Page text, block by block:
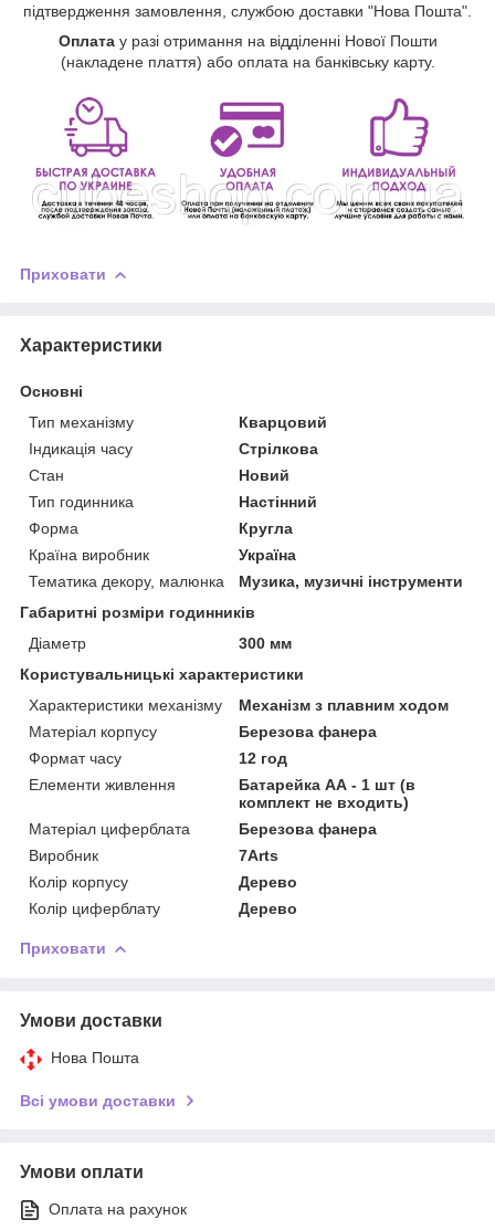
підтвердження замовлення, службою доставки "Нова Пошта".
Оплата у разі отримання на відділенні Нової Пошти
(накладене плаття) або оплата на банківську карту.
Приховати
Характеристики
Основні
Тип механізму
Кварцовий
Індикація часу
Стрілкова
Стан
Новий
Тип годинника
Настінний
Форма
Кругла
Країна виробник
Україна
Тематика декору, малюнка
Музика, музичні інструменти
Габаритні розміри годинників
Діаметр
300 мм
Користувальницькі характеристики
Характеристики механізму
Механізм з плавним ходом
Матеріал корпусу
Березова фанера
Формат часу
12 год
Елементи живлення
Батарейка АА - 1 шт (в
комплект не входить)
Матеріал циферблата
Березова фанера
Виробник
7Arts
Колір корпусу
Дерево
Колір циферблату
Дерево
Приховати
Умови доставки
Нова Пошта
Всі умови доставки
Умови оплати
Оплата на рахунок